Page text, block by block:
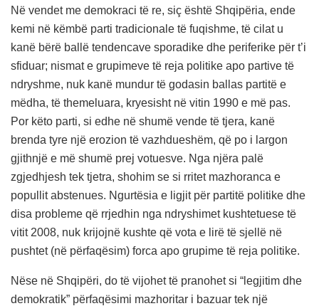
Në vendet me demokraci të re, siç është Shqipëria, ende
kemi në këmbë parti tradicionale të fuqishme, të cilat u
kanë bërë ballë tendencave sporadike dhe periferike për t’i
sfiduar; nismat e grupimeve të reja politike apo partive të
ndryshme, nuk kanë mundur të godasin ballas partitë e
mëdha, të themeluara, kryesisht në vitin 1990 e më pas.
Por këto parti, si edhe në shumë vende të tjera, kanë
brenda tyre një erozion të vazhdueshëm, që po i largon
gjithnjë e më shumë prej votuesve. Nga njëra palë
zgjedhjesh tek tjetra, shohim se si rritet mazhoranca e
popullit abstenues. Ngurtësia e ligjit për partitë politike dhe
disa probleme që rrjedhin nga ndryshimet kushtetuese të
vitit 2008, nuk krijojnë kushte që vota e lirë të sjellë në
pushtet (në përfaqësim) forca apo grupime të reja politike.
Nëse në Shqipëri, do të vijohet të pranohet si “legjitim dhe
demokratik” përfaqësimi mazhoritar i bazuar tek një